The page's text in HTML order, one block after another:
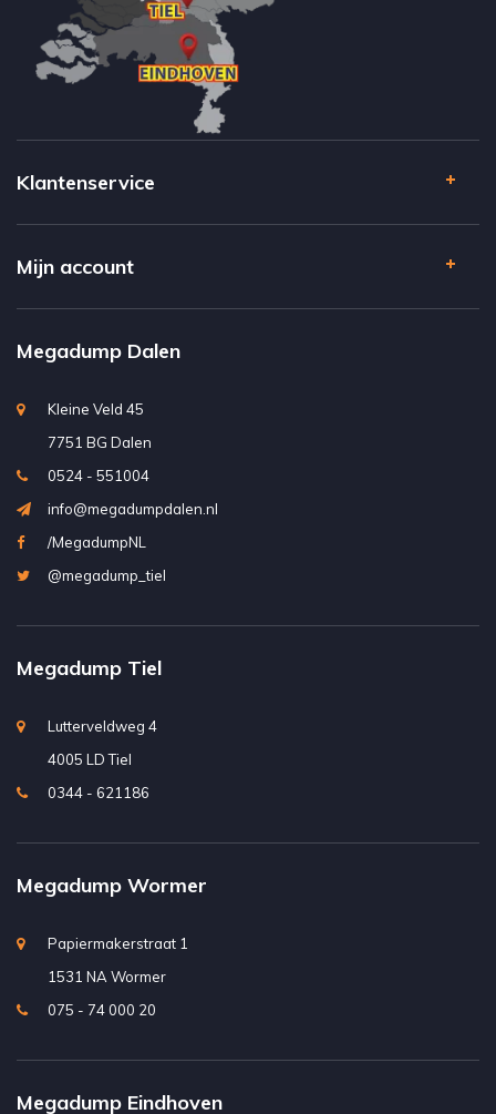
Klantenservice
Mijn account
Megadump Dalen
Kleine Veld 45
7751 BG Dalen
0524 - 551004
info@megadumpdalen.nl
/MegadumpNL
@megadump_tiel
Megadump Tiel
Lutterveldweg 4
4005 LD Tiel
0344 - 621186
Megadump Wormer
Papiermakerstraat 1
1531 NA Wormer
075 - 74 000 20
Megadump Eindhoven